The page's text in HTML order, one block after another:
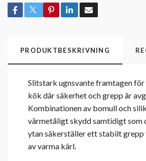
PRODUKTBESKRIVNING
Slitstark ugnsvante framtagen
kök där säkerhet och grepp är
Kombinationen av bomull och
värmetåligt skydd samtidigt som
ytan säkerställer ett stabilt grepp
av varma kärl.